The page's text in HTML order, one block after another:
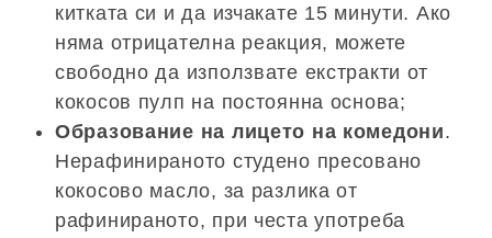
китката си и да изчакате 15 минути. Ако
няма отрицателна реакция, можете
свободно да използвате екстракти от
кокосов пулп на постоянна основа;
Образование на лицето на комедони.
Нерафинираното студено пресовано
кокосово масло, за разлика от
рафинираното, при честа употреба